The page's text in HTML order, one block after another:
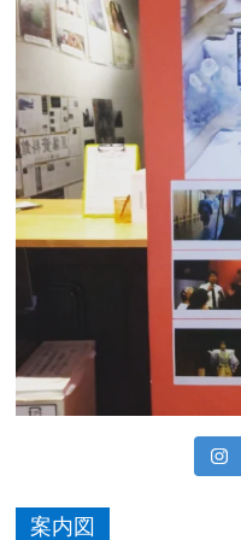
案内図